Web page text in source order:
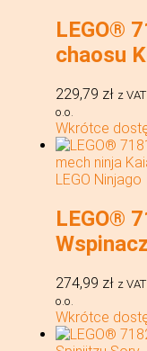
LEGO®
chaosu
229,79 zł z VAT
o.o.
Wkrótce
LEGO Ninjago
LEGO®
274,99 zł z VAT
o.o.
Wkrótce